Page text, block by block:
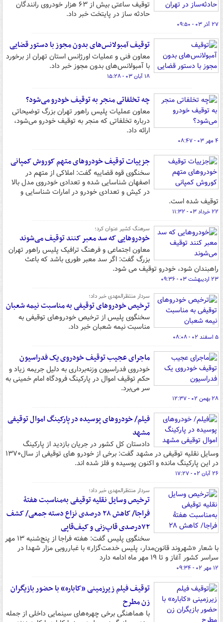
توقیف ساعتی بیش از ۶۳ هزار خودروی رانندگان
حادثه ساز در پایتخت خبر داد.
۲۷ آذر ۰۳ - ۰۹:۵۰
توقیف آمبولانس‌های بدون مجوز با دستور قضایی
معاون فنی و عملیات اورژانس استان تهران از برخورد
با آمبولانس‌های بدون مجوز خبر داد.
۱۸ آبان ۰۳ - ۱۵:۲۸
چه تخلفاتی منجر به توقیف خودرو می‌شود؟
معاون عملیات پلیس راهور تهران بزرگ توضیحاتی
درباره تخلفاتی که منجر به توقیف خودرو می‌شود،
ارائه داد.
۴ مهر ۰۳ - ۰۸:۴۷
جزییات توقیف خودروهای متهم کوروش کمپانی
سخنگوی قوه قضاییه گفت: املاکی از متهم در
اصفهان شناسایی شده و تعدادی خودروی مدل بالا
در کیش و تعدادی خودرو در امارات شناسایی و
توقیف شده است.
۲۲ خرداد ۰۳ - ۱۱:۳۲
سرهنگ کشیر عنوان کرد؛
خودروهایی که سد معبر کنند توقیف می‌شوند
معاون اجتماعی و فرهنگ ترافیک پلیس راهور تهران
بزرگ گفت: اگر سد معبر طوری باشد که باعث
راهبندان شود، خودرو توقیف می شود.
۲۳ اردیبهشت ۰۳ - ۰۹:۳۶
سردار منتظرالمهدی خبر داد؛
ترخیص خودروهای توقیفی به مناسبت نیمه شعبان
سخنگوی پلیس از ترخیص خودروهای توقیفی به
مناسبت نیمه شعبان خبر داد.
۵ اسفند ۰۲ - ۰۸:۰۸
ماجرای عجیب توقیف خودروی یک فدراسیون
خودروی فدراسیون وزنه‌برداری به دلیل جریمه زیاد و
حکم توقیف اموال در پارکینگ فرودگاه امام خمینی به
سر می‌برد.
۲۸ بهمن ۰۲ - ۱۲:۳۷
فیلم/ خودروهای پوسیده در پارکینگ اموال توقیفی
مشهد
دادستان کل کشور در جریان بازدید از پارکینگ
وسایل نقلیه توقیفی در مشهد گفت: برخی از خودرو های توقیفی از سال۱۳۷۰
در این پارکینگ مانده و اکنون پوسیده و فلز شده اند.
۲۶ آبان ۰۲ - ۱۷:۲۷
سردار منتظرالمهدی خبر داد؛
ترخیص وسایل نقلیه توقیفی به‌مناسبت هفتۀ
فراجا/ کاهش ۲۸ درصدی نزاع دسته جمعی/ کشف
۷۲درصدی قاپ‌زنی و کیف‌قاپی
سخنگوی پلیس گفت: هفته فراجا از پنج‌شنبه ۱۳ مهر
با شعار «شهروند قانون‌مدار، پلیس خدمت‌گزار» با غبارروبی مزار شهدا در
سراسر کشور آغاز و تا ۱۹ مهر ماه ادامه دارد
۱۲ مهر ۰۲ - ۰۹:۳۴
توقیف فیلم زیرزمینی «کاباره» با حضور بازیگران
زن مطرح
با هماهنگی برخی چهره‌های سینمایی داخلی از جمله